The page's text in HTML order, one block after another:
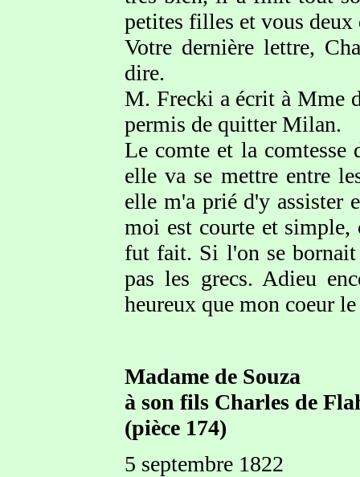
petites filles et vous deux
Votre dernière lettre,
dire.
M. Frecki a écrit à Mme
permis de quitter Milan.
Le comte et la comtesse
elle va se mettre entre
elle m'a prié d'y assister
moi est courte et simple,
fut fait. Si l'on se
pas les grecs. Adieu
heureux que mon coeur
Madame de Souza
à son fils Charles de
(pièce 174)
5 septembre 1822